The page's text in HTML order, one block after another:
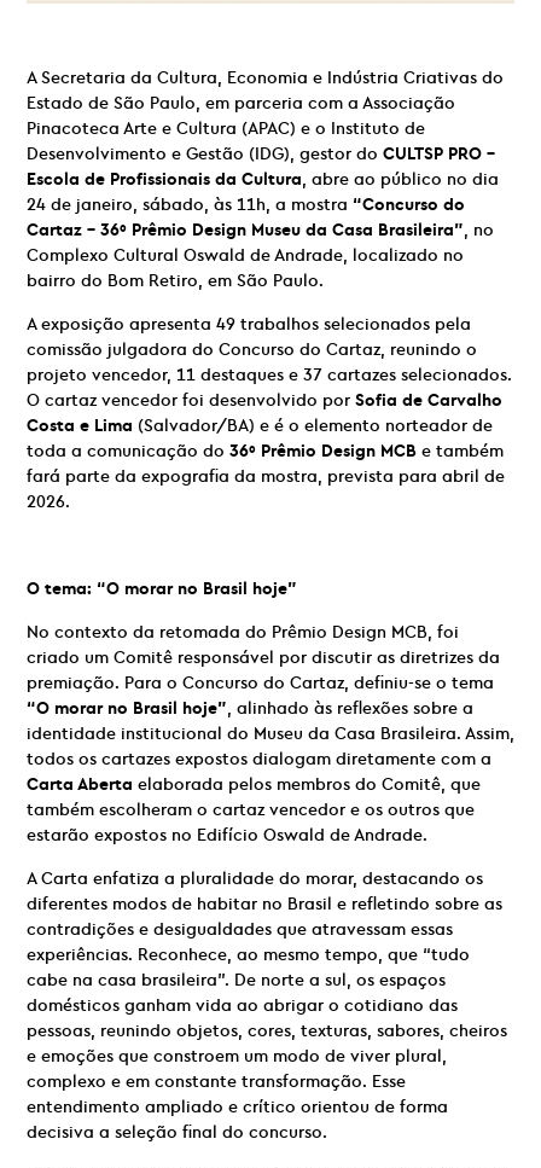
A Secretaria da Cultura, Economia e Indústria Criativas do
Estado de São Paulo, em parceria com a Associação
Pinacoteca Arte e Cultura (APAC) e o Instituto de
Desenvolvimento e Gestão (IDG), gestor do CULTSP PRO –
Escola de Profissionais da Cultura, abre ao público no dia
24 de janeiro, sábado, às 11h, a mostra “Concurso do
Cartaz – 36º Prêmio Design Museu da Casa Brasileira”, no
Complexo Cultural Oswald de Andrade, localizado no
bairro do Bom Retiro, em São Paulo.
A exposição apresenta 49 trabalhos selecionados pela
comissão julgadora do Concurso do Cartaz, reunindo o
projeto vencedor, 11 destaques e 37 cartazes selecionados.
O cartaz vencedor foi desenvolvido por Sofia de Carvalho
Costa e Lima (Salvador/BA) e é o elemento norteador de
toda a comunicação do 36º Prêmio Design MCB e também
fará parte da expografia da mostra, prevista para abril de
2026.
O tema: “O morar no Brasil hoje”
No contexto da retomada do Prêmio Design MCB, foi
criado um Comitê responsável por discutir as diretrizes da
premiação. Para o Concurso do Cartaz, definiu-se o tema
“O morar no Brasil hoje”, alinhado às reflexões sobre a
identidade institucional do Museu da Casa Brasileira. Assim,
todos os cartazes expostos dialogam diretamente com a
Carta Aberta elaborada pelos membros do Comitê, que
também escolheram o cartaz vencedor e os outros que
estarão expostos no Edifício Oswald de Andrade.
A Carta enfatiza a pluralidade do morar, destacando os
diferentes modos de habitar no Brasil e refletindo sobre as
contradições e desigualdades que atravessam essas
experiências. Reconhece, ao mesmo tempo, que “tudo
cabe na casa brasileira”. De norte a sul, os espaços
domésticos ganham vida ao abrigar o cotidiano das
pessoas, reunindo objetos, cores, texturas, sabores, cheiros
e emoções que constroem um modo de viver plural,
complexo e em constante transformação. Esse
entendimento ampliado e crítico orientou de forma
decisiva a seleção final do concurso.